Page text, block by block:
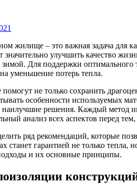
улучшить качество
Для поддержки
уменьшение потерь тепла.
помогут не только сохранить
особенности используемых
наилучшие решения. Каждый метод
анализ всех аспектов перед
ряд рекомендаций, которые
станет гарантией не только
и их основные принципы.